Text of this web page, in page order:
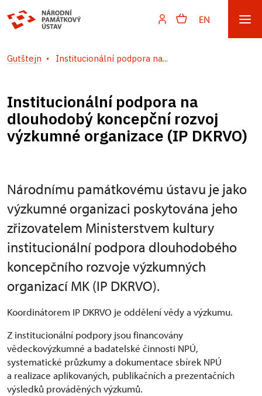
EN
Gutštejn Institucionální podpora na...
Institucionální podpora na
dlouhodobý koncepční rozvoj
výzkumné organizace (IP DKRVO)
Národnímu památkovému ústavu je jako
výzkumné organizaci poskytována jeho
zřizovatelem Ministerstvem kultury
institucionální podpora dlouhodobého
koncepčního rozvoje výzkumných
organizací MK (IP DKRVO).
Koordinátorem IP DKRVO je oddělení vědy a výzkumu.
Z institucionální podpory jsou financovány
vědeckovýzkumné a badatelské činnosti NPÚ,
systematické průzkumy a dokumentace sbírek NPÚ
a realizace aplikovaných, publikačních a prezentačních
výsledků prováděných výzkumů.